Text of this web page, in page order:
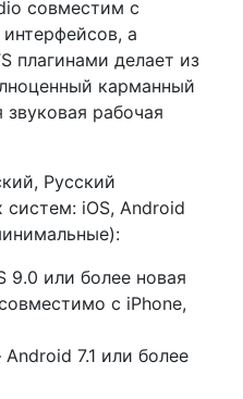
совместим с
а
плагинами делает из
карманный
рабочая
Русский
iOS, Android
9.0 или более новая
с iPhone,
7.1 или более